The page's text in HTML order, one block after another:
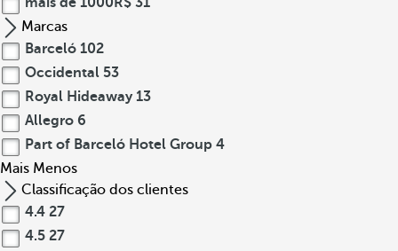
Marcas
Barceló 102
Occidental 53
Royal Hideaway 13
Allegro 6
Part of Barceló Hotel Group 4
Mais Menos
Classificação dos clientes
4.4 27
4.5 27